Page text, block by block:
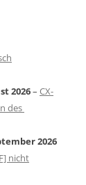
2026– CX-
des
2026
nicht